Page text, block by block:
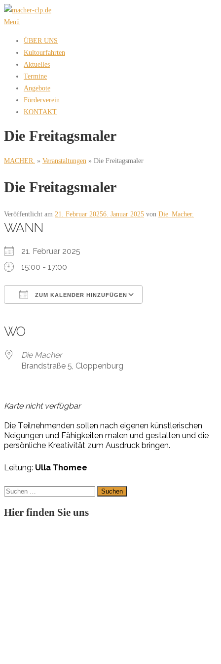
Zum
Inhalt
Menü
ÜBER UNS
Kultourfahrten
Aktuelles
Termine
Angebote
Förderverein
KONTAKT
Die Freitagsmaler
MACHER. » Veranstaltungen » Die Freitagsmaler
Die Freitagsmaler
Veröffentlicht am 21. Februar 20256. Januar 2025 von Die_Macher.
WANN
21. Februar 2025
15:00 - 17:00
ZUM KALENDER HINZUFÜGEN
WO
Die Macher
Brandstraße 5, Cloppenburg
Karte nicht verfügbar
Die Teilnehmenden sollen nach eigenen künstlerischen
Neigungen und Fähigkeiten malen und gestalten und die
persönliche Kreativität zum Ausdruck bringen.
Leitung: Ulla Thomee
Suchen
Hier finden Sie uns